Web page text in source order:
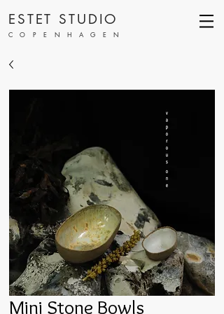
ESTET STUDIO
COPENHAGEN
Mini Stone Bowls